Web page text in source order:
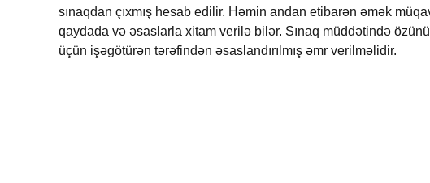
sınaqdan çıxmış hesab edilir. Həmin andan etibarən əmək
qaydada və əsaslarla xitam verilə bilər. Sınaq müddətində
üçün işəgötürən tərəfindən əsaslandırılmış əmr verilməlidir.